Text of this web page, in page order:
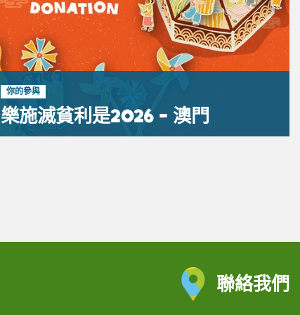
你的參與
樂施滅貧利是2026 - 澳門
聯絡我們